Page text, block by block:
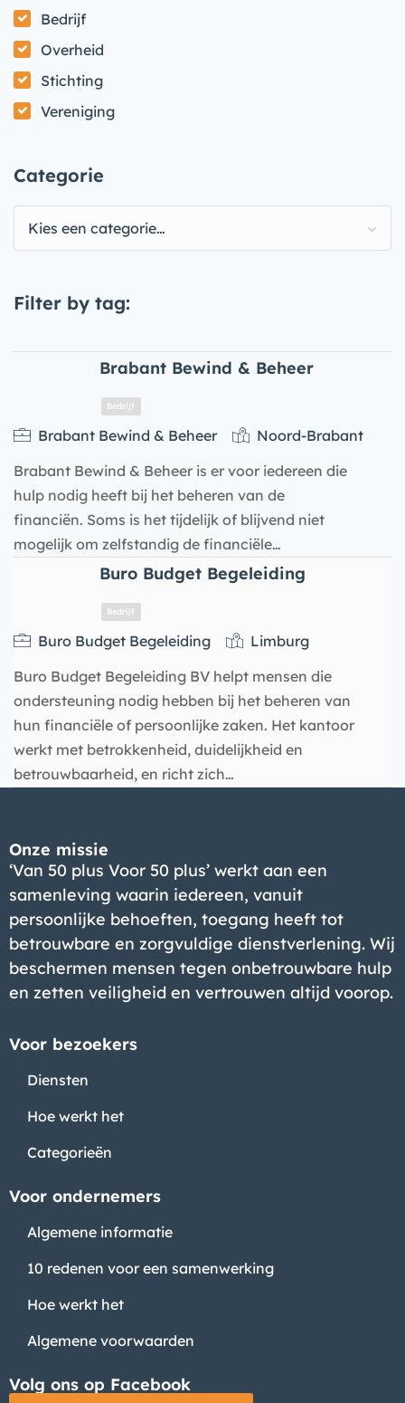
Bedrijf
Overheid
Stichting
Vereniging
Categorie
Kies een categorie…
Filter by tag:
Brabant Bewind & Beheer
Brabant Bewind & Beheer
Noord-Brabant
Brabant Bewind & Beheer is er voor iedereen die
hulp nodig heeft bij het beheren van de
financiën. Soms is het tijdelijk of blijvend niet
mogelijk om zelfstandig de financiële…
Buro Budget Begeleiding
Buro Budget Begeleiding
Limburg
Buro Budget Begeleiding BV helpt mensen die
ondersteuning nodig hebben bij het beheren van
hun financiële of persoonlijke zaken. Het kantoor
werkt met betrokkenheid, duidelijkheid en
betrouwbaarheid, en richt zich…
Onze missie
‘Van 50 plus Voor 50 plus’ werkt aan een
samenleving waarin iedereen, vanuit
persoonlijke behoeften, toegang heeft tot
betrouwbare en zorgvuldige dienstverlening. Wij
beschermen mensen tegen onbetrouwbare hulp
en zetten veiligheid en vertrouwen altijd voorop.
Voor bezoekers
Diensten
Hoe werkt het
Categorieën
Voor ondernemers
Algemene informatie
10 redenen voor een samenwerking
Hoe werkt het
Algemene voorwaarden
Volg ons op Facebook